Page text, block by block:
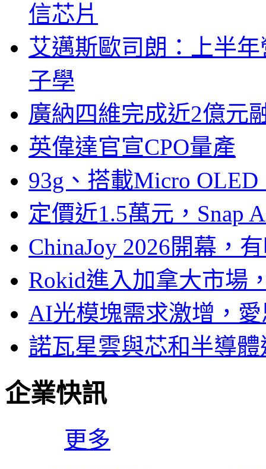
信芯片
艾邁斯歐司朗：上半
子學
廣納四維完成近2億元
英偉達官宣CPO量產
93g、搭載Micro
定價近1.5萬元，Snap
ChinaJoy 2026開幕，
Rokid進入加拿大市場
AI光模塊需求激增，
諾瓦星雲與芯和半導
企業快訊
更多